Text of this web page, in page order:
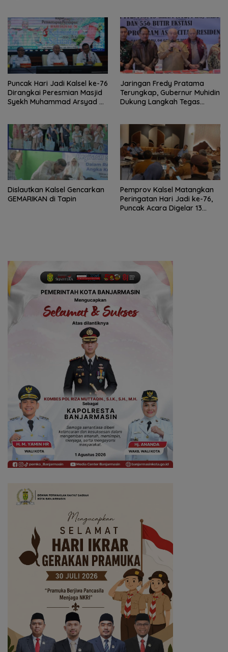
Puncak Hari Jadi Kalsel ke-76
Dirangkai Peresmian Masjid
Syekh Muhammad Arsyad Al
Jaringan Fredy Pratama
Terungkap, Gubernur Muhidin
Dukung Langkah Tegas
Dislautkan Kalsel Gencarkan
GEMARIKAN di Tapin
Pemprov Kalsel Matangkan
Peringatan Hari Jadi ke-76,
Puncak Acara Digelar 13